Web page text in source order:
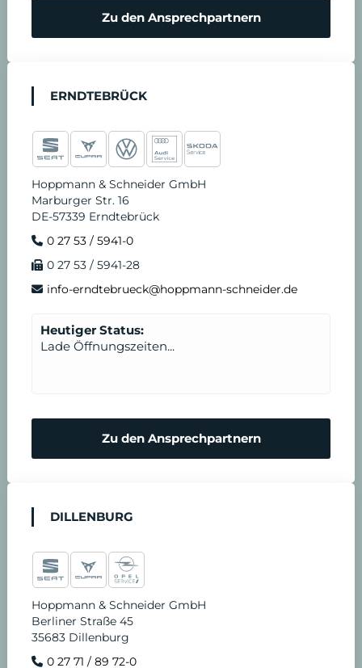
Zu den Ansprechpartnern
ERNDTEBRÜCK
Hoppmann & Schneider GmbH
Marburger Str. 16
DE-57339 Erndtebrück
0 27 53 / 5941-0
0 27 53 / 5941-28
info-erndtebrueck@hoppmann-schneider.de
Heutiger Status:
Lade Öffnungszeiten...
Zu den Ansprechpartnern
DILLENBURG
Hoppmann & Schneider GmbH
Berliner Straße 45
35683 Dillenburg
0 27 71 / 89 72-0